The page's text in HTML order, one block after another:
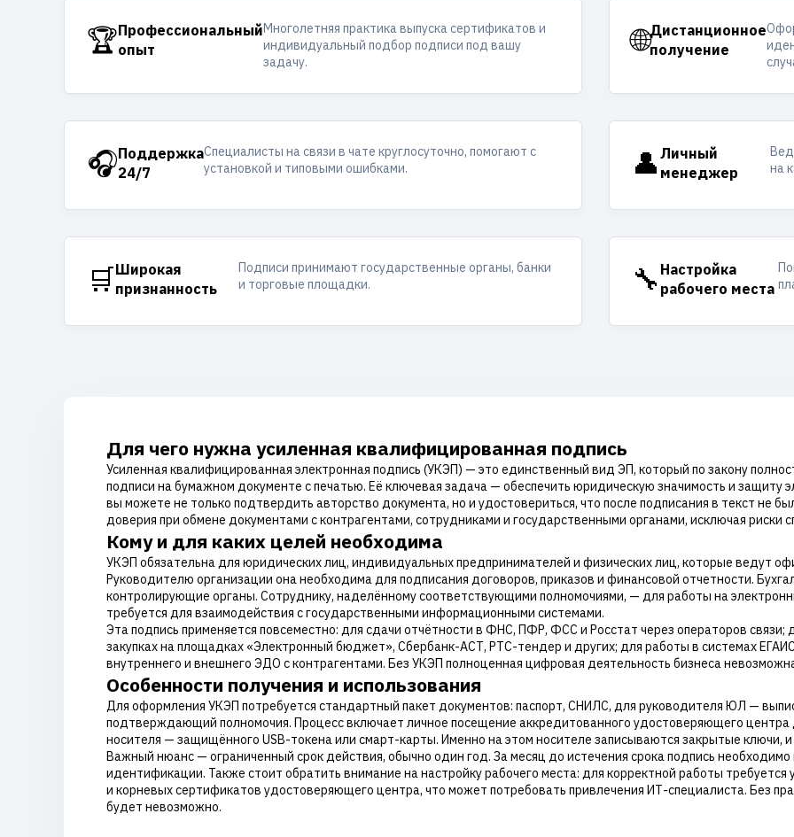
🏆Профессиональный
опыт
Многолетняя практика выпуска сертификатов и
индивидуальный подбор подписи под вашу
задачу.
🌐Дистанционное
получение
🎧Поддержка
24/7
Специалисты на связи в чате круглосуточно, помогают с
установкой и типовыми ошибками.
👤 Личный
менеджер
на
🛒Широкая
признанность
Подписи принимают государственные органы, банки
и торговые площадки.
🔧 Настройка
рабочего места
Для чего нужна усиленная квалифицированная подпись
Усиленная квалифицированная электронная подпись (УКЭП) — это единственный вид ЭП, который по закону
подписи на бумажном документе с печатью. Её ключевая задача — обеспечить юридическую значимость и защиту
вы можете не только подтвердить авторство документа, но и удостовериться, что после подписания в текст не
доверия при обмене документами с контрагентами, сотрудниками и государственными органами, исключая риски
Кому и для каких целей необходима
УКЭП обязательна для юридических лиц, индивидуальных предпринимателей и физических лиц, которые ведут
Руководителю организации она необходима для подписания договоров, приказов и финансовой отчетности.
контролирующие органы. Сотруднику, наделённому соответствующими полномочиями, — для работы на
требуется для взаимодействия с государственными информационными системами.
Эта подпись применяется повсеместно: для сдачи отчётности в ФНС, ПФР, ФСС и Росстат через операторов связи;
закупках на площадках «Электронный бюджет», Сбербанк-АСТ, РТС-тендер и других; для работы в системах
внутреннего и внешнего ЭДО с контрагентами. Без УКЭП полноценная цифровая деятельность бизнеса
Особенности получения и использования
Для оформления УКЭП потребуется стандартный пакет документов: паспорт, СНИЛС, для руководителя ЮЛ —
подтверждающий полномочия. Процесс включает личное посещение аккредитованного удостоверяющего
носителя — защищённого USB-токена или смарт-карты. Именно на этом носителе записываются закрытые ключи, и
Важный нюанс — ограниченный срок действия, обычно один год. За месяц до истечения срока подпись
идентификации. Также стоит обратить внимание на настройку рабочего места: для корректной работы
и корневых сертификатов удостоверяющего центра, что может потребовать привлечения ИТ-специалиста. Без
будет невозможно.